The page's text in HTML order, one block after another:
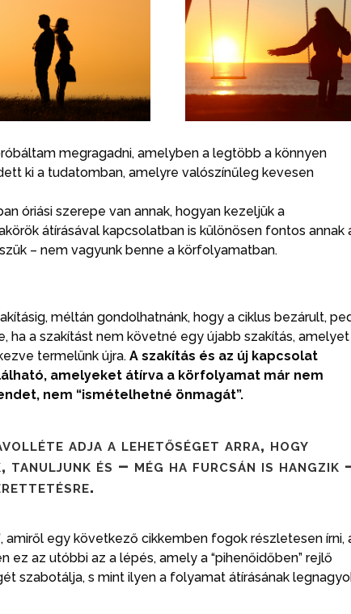
megragadni, amelyben a legtöbb a könnyen
ki a tudatomban, amelyre valószínűleg kevesen
óriási szerepe van annak, hogyan kezeljük a
átírásával kapcsolatban is különösen fontos annak
– nem vagyunk benne a körfolyamatban.
méltán gondolhatnánk, hogy a ciklus bezárult,
ha a szakítást nem követné egy újabb szakítás, amelyet
termelünk újra.A szakítás és az új kapcsolat
amelyeket átírva a körfolyamat már nem
nem “ismételhetné önmagát”.
adja a lehetőséget arra, hogy
és – még ha furcsán is hangzik
, amiről egy következő cikkemben fogok részletesen írni,
ez az utóbbi az a lépés, amely a “pihenőidőben” rejlő
szabotálja, s mint ilyen a folyamat átírásának